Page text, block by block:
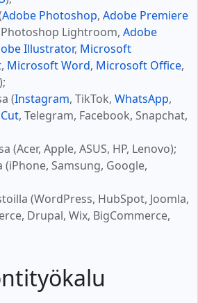
Adobe Photoshop, Adobe Premiere
Lightroom, Adobe
Illustrator, Microsoft
, Microsoft Word, Microsoft Office,
);
(Instagram, TikTok, WhatsApp,
, Telegram, Facebook, Snapchat,
(Acer, Apple, ASUS, HP, Lenovo);
(iPhone, Samsung, Google,
(WordPress, HubSpot, Joomla,
Drupal, Wix, BigCommerce,